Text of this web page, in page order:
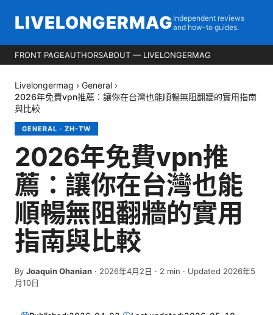
LIVELONGERMAG Independent reviews
and how-to guides.
FRONT PAGEAUTHORSABOUT — LIVELONGERMAG
Livelongermag › General ›
2026年免費vpn推薦：讓你在台灣也能順暢無阻翻牆的實用指南
與比較
GENERAL · ZH-TW
2026年免費vpn推
薦：讓你在台灣也能
順暢無阻翻牆的實用
指南與比較
By Joaquin Ohanian · 2026年4月2日 · 2 min · Updated 2026年5
月10日